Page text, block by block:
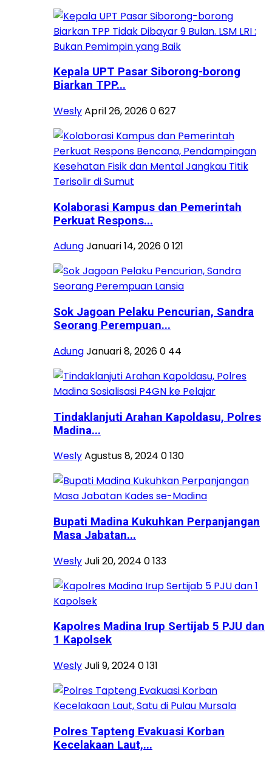
Kepala UPT Pasar Siborong-borong
Biarkan TPP...
WeslyApril 26, 20260627
Kolaborasi Kampus dan Pemerintah
Perkuat Respons...
AdungJanuari 14, 20260121
Sok Jagoan Pelaku Pencurian, Sandra
Seorang Perempuan...
AdungJanuari 8, 20260 44
Tindaklanjuti Arahan Kapoldasu, Polres
Madina...
WeslyAgustus 8, 2024 0130
Bupati Madina Kukuhkan Perpanjangan
Masa Jabatan...
WeslyJuli 20, 2024 0133
Kapolres Madina Irup Sertijab 5 PJU dan
1 Kapolsek
WeslyJuli 9, 2024 0131
Polres Tapteng Evakuasi Korban
Kecelakaan Laut,...